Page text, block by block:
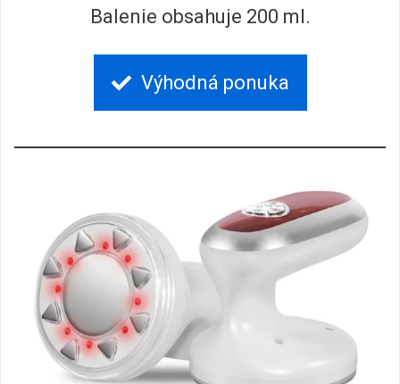
Balenie obsahuje 200 ml.
Výhodná ponuka